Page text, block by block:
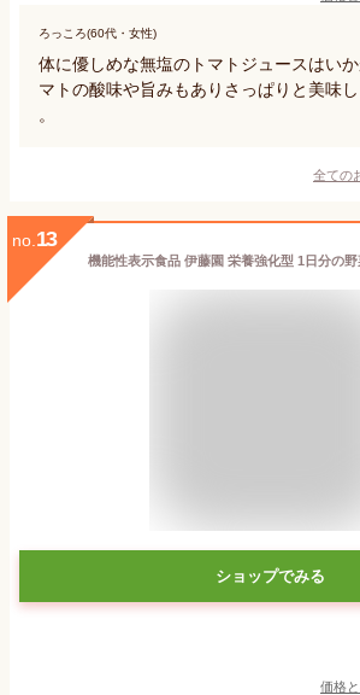
ろっころ(60代・女性)
体に優しめな無塩のトマトジュースはい
マトの酸味や旨みもありさっぱりと美味
。
全ての
no. 13
ショップでみる
価格